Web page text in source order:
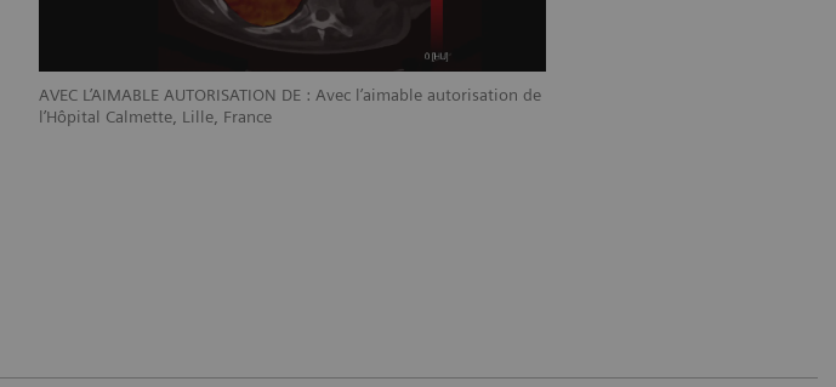
AVEC L’AIMABLE AUTORISATION DE : Avec l’aimable autorisation de
l’Hôpital Calmette, Lille, France